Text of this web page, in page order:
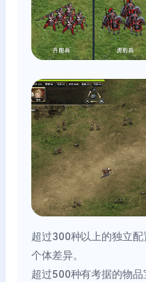
超过300种以上的独立
个体差异。
超过500种有考据的物